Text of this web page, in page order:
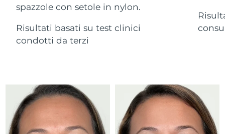
spazzole con setole in nylon.
Risultati basati su test clinici
condotti da terzi
APP FOREO
8/11/26
Kuwait
Libano Consegna stimata8/10/26
Lituania Consegna stimata 8/9/26